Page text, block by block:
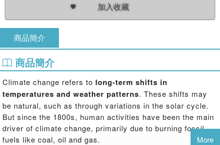
加入收藏
商品簡介
商品簡介
Climate change refers to long-term shifts in
temperatures and weather patterns. These shifts may
be natural, such as through variations in the solar cycle.
But since the 1800s, human activities have been the main
driver of climate change, primarily due to burning fossil
fuels like coal, oil and gas.
More